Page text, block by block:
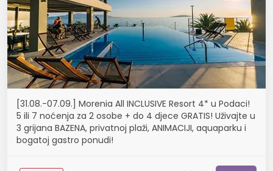
[31.08.-07.09.] Morenia All INCLUSIVE Resort 4* u Podaci!
5 ili 7 noćenja za 2 osobe + do 4 djece GRATIS! Uživajte u
3 grijana BAZENA, privatnoj plaži, ANIMACIJI, aquaparku i
bogatoj gastro ponudi!